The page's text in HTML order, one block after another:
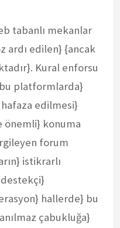
tabanlı mekanlar
ardı edilen} {ancak
Kural enforsu
platformlarda}
edilmesi}
önemli} konuma
forum
istikrarlı
destekçi}
hallerde} bu
çabukluğa}